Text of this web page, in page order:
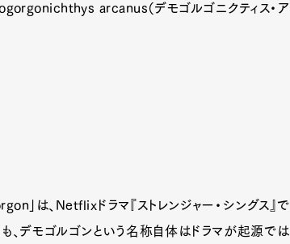
arcanus（デモゴルゴニクティス・ア
」は、Netflixドラマ『ストレンジャー・シングス』で
、デモゴルゴンという名称自体はドラマが起源では